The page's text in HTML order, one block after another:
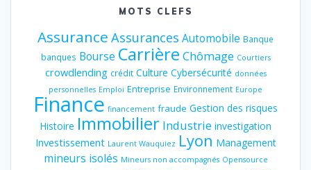
MOTS CLEFS
Assurance Assurances Automobile Banque
banques Bourse Carrière Chômage Courtiers
crowdlending crédit Culture Cybersécurité données
personnelles Emploi Entreprise Environnement Europe
Finance financement fraude Gestion des risques
Histoire Immobilier Industrie investigation
Investissement Laurent Wauquiez Lyon Management
mineurs isolés Mineurs non accompagnés Opensource